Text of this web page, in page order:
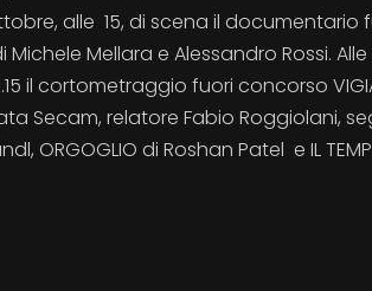
alle 15, di scena il documentario
Michele Mellara e Alessandro Rossi.
il cortometraggio fuori concorso
Secam, relatore Fabio Roggiolani,
ORGOGLIO di Roshan Patel e IL